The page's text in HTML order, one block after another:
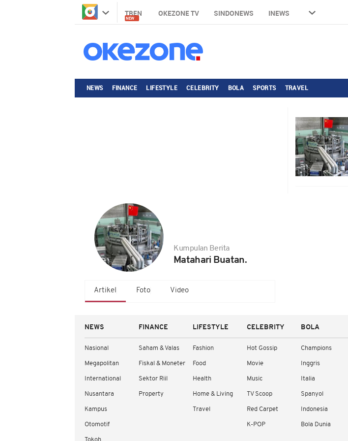
TREN
NEW
OKEZONE TV SINDONEWS INEWS
NEWS FINANCE LIFESTYLE CELEBRITY BOLA SPORTS TRAVEL
Kumpulan Berita
Matahari Buatan.
Artikel Foto Video
NEWS
Nasional
Megapolitan
International
Nusantara
Kampus
Otomotif
FINANCE
Saham & Valas
Fiskal & Moneter
Sektor Riil
Property
LIFESTYLE
Fashion
Food
Health
Home & Living
Travel
CELEBRITY
Hot Gossip
Movie
Music
TV Scoop
Red Carpet
K-POP
BOLA
Champions
Inggris
Italia
Spanyol
Indonesia
Bola Dunia